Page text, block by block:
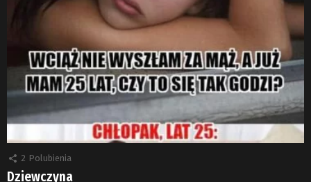
2 Polubienia
Dziewczyna